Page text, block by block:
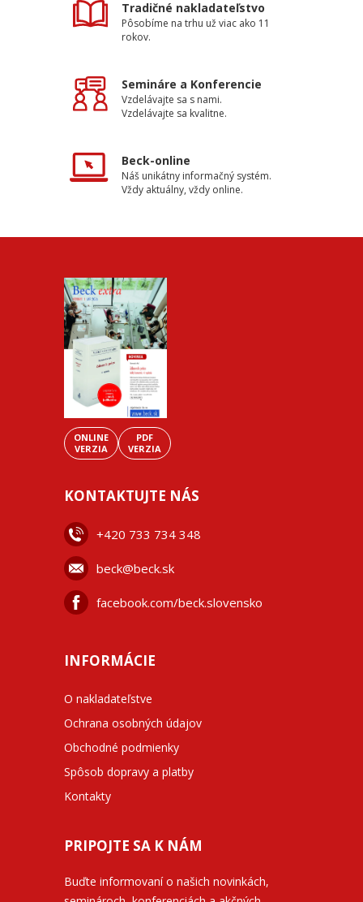
Tradičné nakladateľstvo
Pôsobíme na trhu už viac ako 11
rokov.
Semináre a Konferencie
Vzdelávajte sa s nami.
Vzdelávajte sa kvalitne.
Beck-online
Náš unikátny informačný systém.
Vždy aktuálny, vždy online.
ONLINE
VERZIA
PDF
VERZIA
KONTAKTUJTE NÁS
+420 733 734 348
beck@beck.sk
facebook.com/beck.slovensko
INFORMÁCIE
O nakladateľstve
Ochrana osobných údajov
Obchodné podmienky
Spôsob dopravy a platby
Kontakty
PRIPOJTE SA K NÁM
Buďte informovaní o našich novinkách,